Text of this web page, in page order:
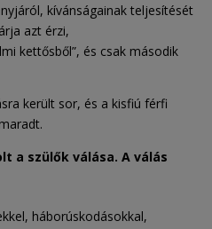
kívánságainak teljesítését
azt érzi,
kettősből”, és csak második
került sor, és a kisfiú férfi
a szülők válása. A válás
háborúskodásokkal,